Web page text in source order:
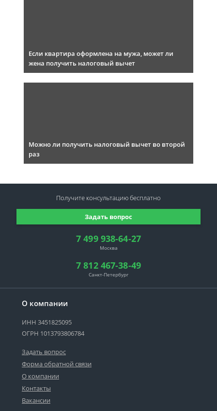
Если квартира оформлена на мужа, может ли
жена получить налоговый вычет
Можно ли получить налоговый вычет во второй
раз
О компании
ИНН 3451825095
ОГРН 1013793806784
Задать вопрос
Форма обратной связи
О компании
Контакты
Вакансии
7 499 938-64-27
Москва
7 812 467-38-49
Санкт-Петербург
Задать вопрос
Получите консультациюбесплатно